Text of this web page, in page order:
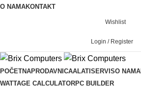
O NAMAKONTAKT
Wishlist
Login / Register
POČETNAPRODAVNICAALATI SERVISO NAMA
WATTAGE CALCULATORPC BUILDER